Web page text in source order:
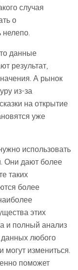
случая
о
данные
результат,
А рынок
из-за
на открытие
уже
использовать
Они дают более
таких
более
этих
и полный анализ
данных любого
могут измениться.
поможет